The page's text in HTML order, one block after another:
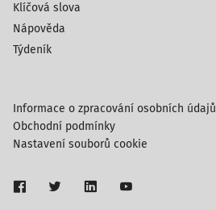
Klíčová slova
Nápověda
Týdeník
Informace o zpracování osobních údajů
Obchodní podmínky
Nastavení souborů cookie